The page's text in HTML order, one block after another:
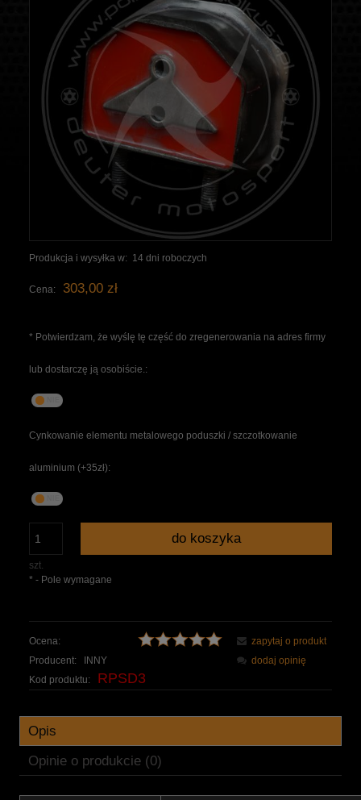
Produkcja i wysyłka w: 14 dni roboczych
Cena: 303,00 zł
* Potwierdzam, że wyślę tę część do zregenerowania na adres firmy
lub dostarczę ją osobiście.:
Cynkowanie elementu metalowego poduszki / szczotkowanie
aluminium (+35zł):
szt.
do koszyka
* - Pole wymagane
Ocena:
Producent:
INNY
Kod produktu:
RPSD3
zapytaj o produkt
dodaj opinię
Opis
Opinie o produkcie (0)